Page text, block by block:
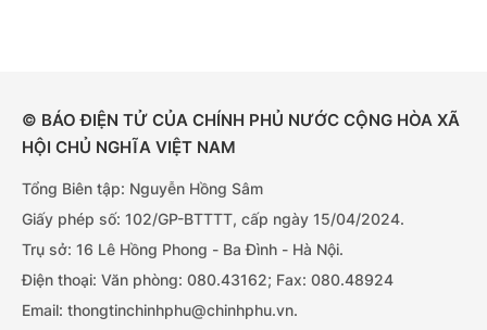
© BÁO ĐIỆN TỬ CỦA CHÍNH PHỦ NƯỚC CỘNG HÒA XÃ
HỘI CHỦ NGHĨA VIỆT NAM
Tổng Biên tập: Nguyễn Hồng Sâm
Giấy phép số: 102/GP-BTTTT, cấp ngày 15/04/2024.
Trụ sở: 16 Lê Hồng Phong - Ba Đình - Hà Nội.
Điện thoại: Văn phòng: 080.43162; Fax: 080.48924
Email: thongtinchinhphu@chinhphu.vn.